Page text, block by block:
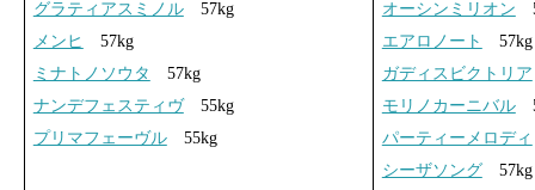
グラティアスミノル57kg
メンヒ
57kg
ミナトノソウタ
57kg
ナンデフェスティヴ55kg
プリマフェーヴル55kg
オーシンミリオン
エアロノート
57kg
ガディスビクトリア
モリノカーニバル
パーティーメロディ
シーザソング57kg